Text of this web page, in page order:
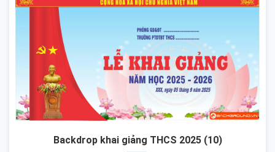
Backdrop khai giảng THCS 2025 (10)